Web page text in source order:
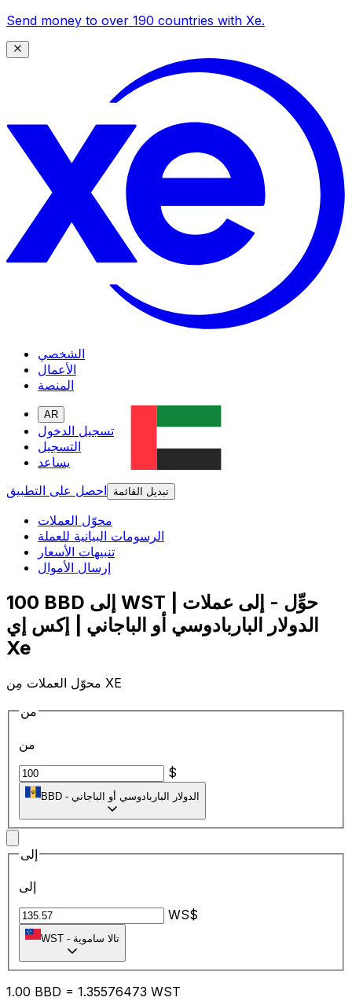
Send money to over 190 countries with Xe.
الشخصي
الأعمال
المنصة
AR
تسجيل الدخول
التسجيل
يساعد
احصل على التطبيق
تبديل القائمة
محوّل العملات
الرسومات البيانية للعملة
تنبيهات الأسعار
إرسال الأموال
100 BBD إلى WST | حوِّل - إلى عملات
الدولار الباربادوسي أو الباجاني | إكس إي
Xe
محوّل العملات مِن XE
من
من
$
BBD - الدولار الباربادوسي أو الباجاني
إلى
إلى
WS$
WST - تالا ساموية
1.00 BBD = 1.35576473 WST